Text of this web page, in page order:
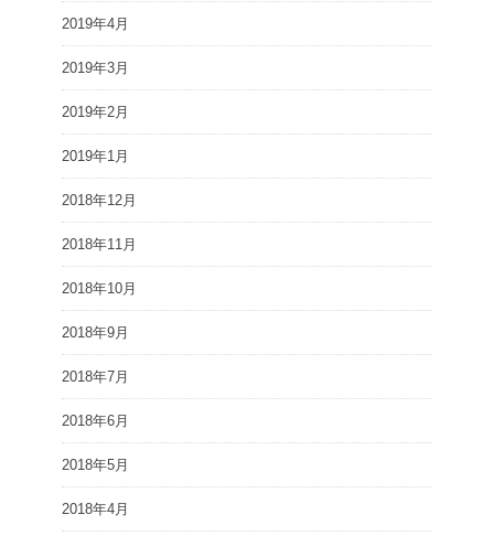
2019年4月
2019年3月
2019年2月
2019年1月
2018年12月
2018年11月
2018年10月
2018年9月
2018年7月
2018年6月
2018年5月
2018年4月